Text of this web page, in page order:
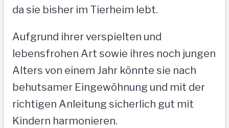
da sie bisher im Tierheim lebt.
Aufgrund ihrer verspielten und
lebensfrohen Art sowie ihres noch jungen
Alters von einem Jahr könnte sie nach
behutsamer Eingewöhnung und mit der
richtigen Anleitung sicherlich gut mit
Kindern harmonieren.